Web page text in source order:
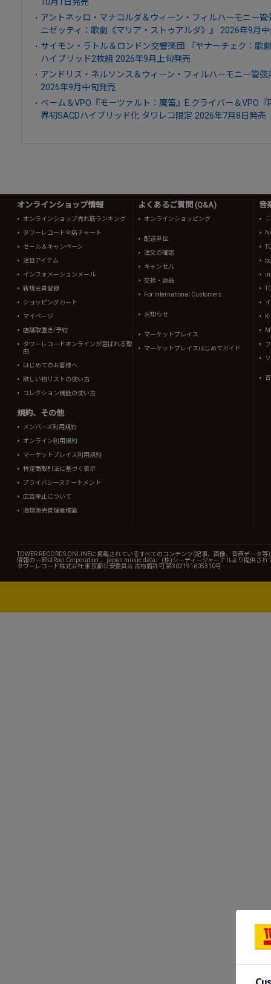
アントネッロ・マナコルダ＆ウィーン・フィルハーモニー
ニゼッティ：歌劇《マリア・ストゥアルダ》』 2026年9月
サイモン・ラトル＆ロンドン交響楽団 『ヤナーチェク：歌
ハイブリッド2枚組 2026年9月上旬発売
アンドリス・ネルソンス＆ウィーン・フィルハーモニー管
2026年9月中旬発売
ベーム＆VPO『モーツァルト：魔笛』E.クライバー＆VPO
界初SACDハイブリッド化 タワレコ限定 2026年7月8日発売
オンラインショップ情報
オンラインショップ売れ筋ランキング
タワーレコード全店チャート
セール＆キャンペーン
注目アイテム
インフォメーションメール
新規会員登録
ショッピングカート
マイページ
店舗取置き/予約
タワーレコードオンラインが選ばれる理
由
はじめてのお客様へ
欲しい物リストの使い方
コレクション機能の使い方
規約、その他
メンバーズ利用規約
オンライン利用規約
マーケットプレイス利用規約
特定商取引法に基づく表示
プライバシーステートメント
広告停止について
酒類販売管理者標識
よくあるご質問 (Q&A)
オンラインショッピング
配送単位
注文の確認
キャンセル
交換・返品
For International Customers
お知らせ
マーケットプレイス
マーケットプレイスはじめてガイド
音
TOWER RECORDS ONLINEに掲載されているすべてのコンテンツ(記事、画像、音声データ
情報の一部はRovi Corporation.、japan music data、(株)シーディージャーナルより提供され
タワーレコード株式会社 東京都公安委員会 古物商許可 第302191605310号